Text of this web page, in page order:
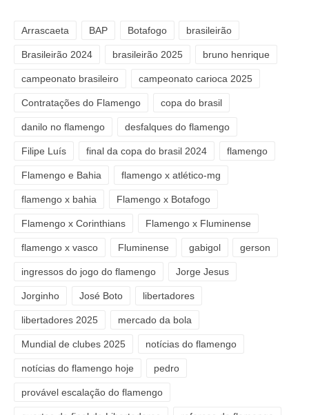
Arrascaeta BAP Botafogo brasileirão
Brasileirão 2024 brasileirão 2025 bruno henrique
campeonato brasileiro campeonato carioca 2025
Contratações do Flamengo copa do brasil
danilo no flamengo desfalques do flamengo
Filipe Luís final da copa do brasil 2024 flamengo
Flamengo e Bahia flamengo x atlético-mg
flamengo x bahia Flamengo x Botafogo
Flamengo x Corinthians Flamengo x Fluminense
flamengo x vasco Fluminense gabigol gerson
ingressos do jogo do flamengo Jorge Jesus
Jorginho José Boto libertadores
libertadores 2025 mercado da bola
Mundial de clubes 2025 notícias do flamengo
notícias do flamengo hoje pedro
provável escalação do flamengo